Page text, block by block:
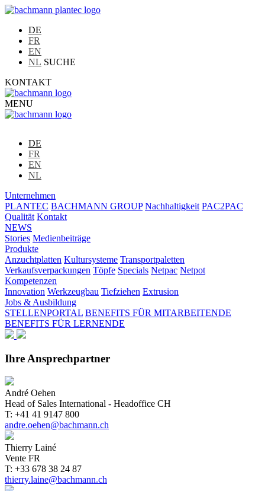
DE
FR
EN
NL SUCHE
KONTAKT
MENU
DE
FR
EN
NL
Unternehmen
PLANTEC BACHMANN GROUP Nachhaltigkeit PAC2PAC
Qualität Kontakt
NEWS
Stories Medienbeiträge
Produkte
Anzuchtplatten Kultursysteme Transportpaletten
Verkaufsverpackungen Töpfe Specials Netpac Netpot
Kompetenzen
Innovation Werkzeugbau Tiefziehen Extrusion
Jobs & Ausbildung
STELLENPORTAL BENEFITS FÜR MITARBEITENDE
BENEFITS FÜR LERNENDE
Ihre Ansprechpartner
André Oehen
Head of Sales International - Headoffice CH
T: +41 41 9147 800
andre.oehen@bachmann.ch
Thierry Lainé
Vente FR
T: +33 678 38 24 87
thierry.laine@bachmann.ch